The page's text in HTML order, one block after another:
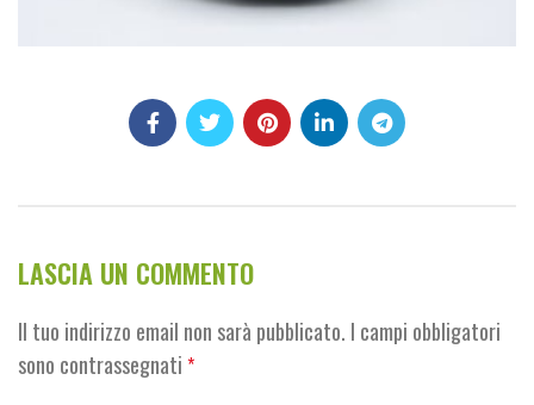
LASCIA UN COMMENTO
Il tuo indirizzo email non sarà pubblicato. I campi obbligatori
sono contrassegnati *